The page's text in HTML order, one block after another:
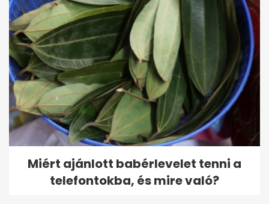
Miért ajánlott babérlevelet tenni a
telefontokba, és mire való?